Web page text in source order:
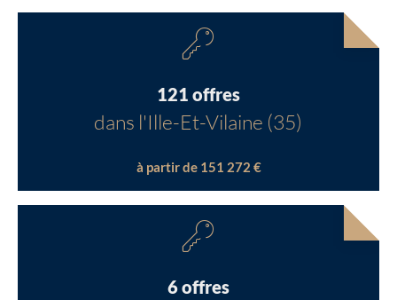
121 offres
dans l'Ille-Et-Vilaine (35)
à partir de 151 272 €
6 offres